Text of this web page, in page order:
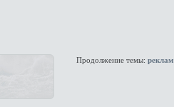
Продолжение темы: